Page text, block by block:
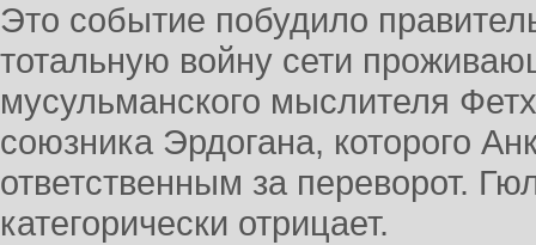
Это событие побудило
тотальную войну сети
мусульманского мыслителя
союзника Эрдогана, которого
ответственным за переворот.
категорически отрицает.